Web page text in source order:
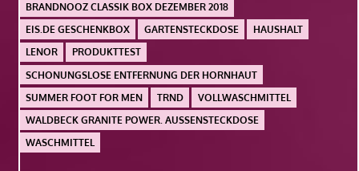
BRANDNOOZ CLASSIK BOX DEZEMBER 2018
EIS.DE GESCHENKBOX
GARTENSTECKDOSE
HAUSHALT
LENOR
PRODUKTTEST
SCHONUNGSLOSE ENTFERNUNG DER HORNHAUT
SUMMER FOOT FOR MEN
TRND
VOLLWASCHMITTEL
WALDBECK GRANITE POWER. AUSSENSTECKDOSE
WASCHMITTEL